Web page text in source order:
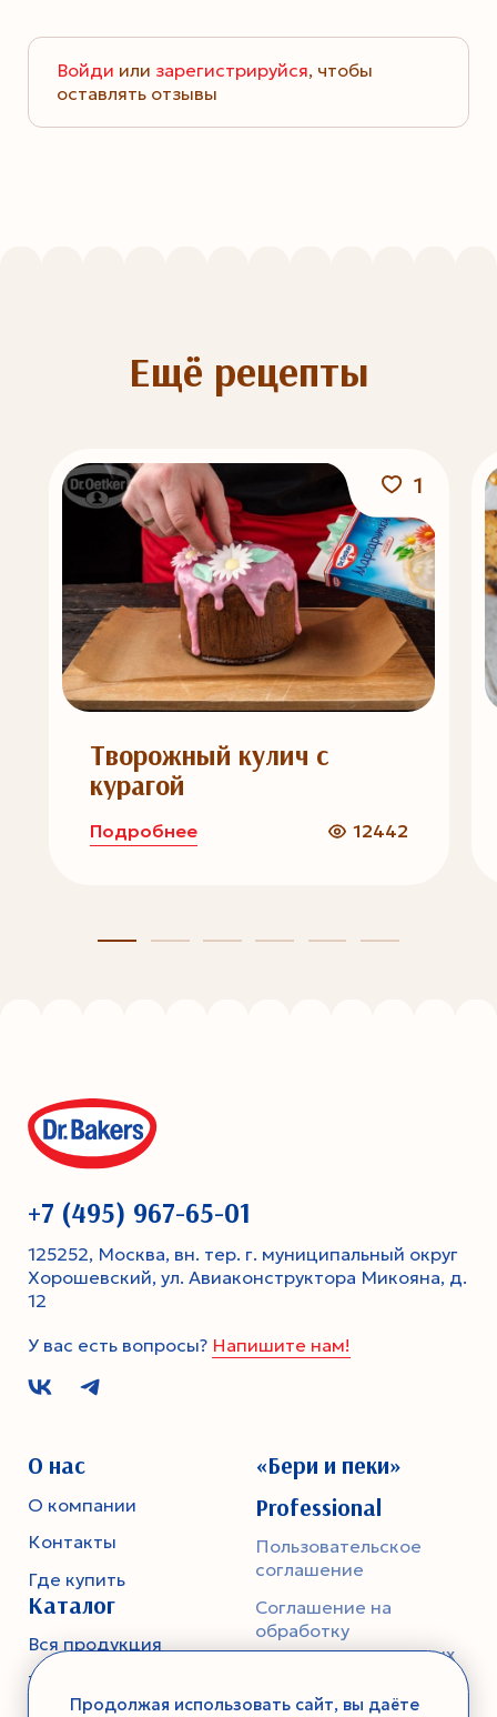
Войди или зарегистрируйся, чтобы
оставлять отзывы
Ещё рецепты
1
Творожный кулич с
курагой
Подробнее 12442
+7 (495) 967-65-01
125252, Москва, вн. тер. г. муниципальный округ
Хорошевский, ул. Авиаконструктора Микояна, д.
12
У вас есть вопросы? Напишите нам!
О нас
О компании
Контакты
Где купить
Каталог
Вся продукция
Тесто
«Бери и пеки»
Professional
Пользовательское
соглашение
Соглашение на
обработку
персональных данных
Продолжая использовать сайт, вы даёте